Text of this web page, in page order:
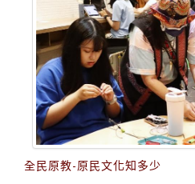
全民原教-原民文化知多少